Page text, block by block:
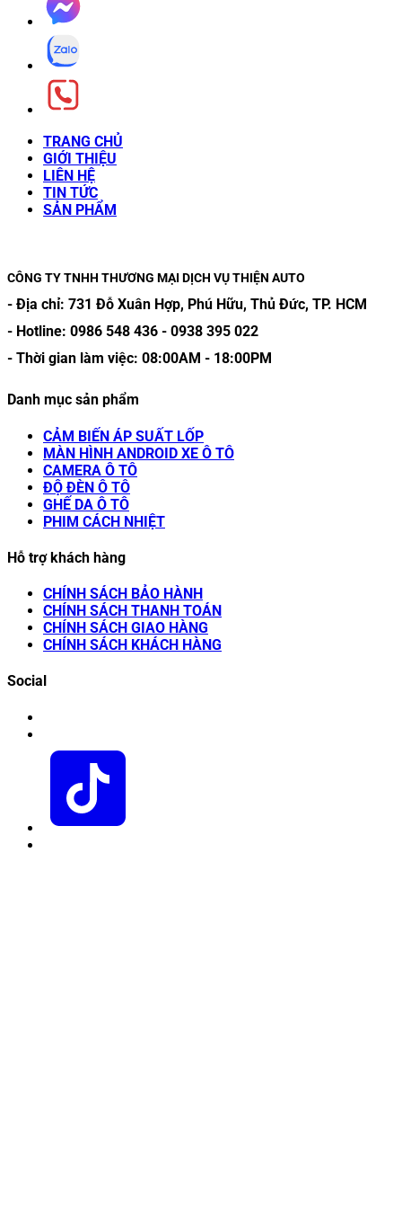
TRANG CHỦ
GIỚI THIỆU
LIÊN HỆ
TIN TỨC
SẢN PHẨM
CÔNG TY TNHH THƯƠNG MẠI DỊCH VỤ THIỆN AUTO
- Địa chỉ: 731 Đỗ Xuân Hợp, Phú Hữu, Thủ Đức, TP. HCM
- Hotline: 0986 548 436 - 0938 395 022
- Thời gian làm việc: 08:00AM - 18:00PM
Danh mục sản phẩm
CẢM BIẾN ÁP SUẤT LỐP
MÀN HÌNH ANDROID XE Ô TÔ
CAMERA Ô TÔ
ĐỘ ĐÈN Ô TÔ
GHẾ DA Ô TÔ
PHIM CÁCH NHIỆT
Hỗ trợ khách hàng
CHÍNH SÁCH BẢO HÀNH
CHÍNH SÁCH THANH TOÁN
CHÍNH SÁCH GIAO HÀNG
CHÍNH SÁCH KHÁCH HÀNG
Social